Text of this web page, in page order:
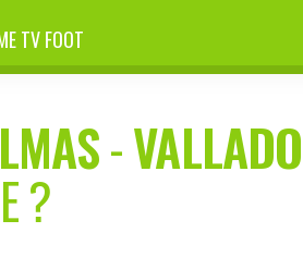
TV FOOT
-
?